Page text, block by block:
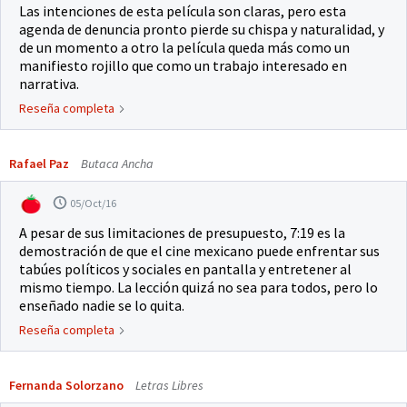
Las intenciones de esta película son claras, pero esta
agenda de denuncia pronto pierde su chispa y naturalidad, y
de un momento a otro la película queda más como un
manifiesto rojillo que como un trabajo interesado en
narrativa.
Reseña completa
Rafael Paz Butaca Ancha
05/Oct/16
A pesar de sus limitaciones de presupuesto, 7:19 es la
demostración de que el cine mexicano puede enfrentar sus
tabúes políticos y sociales en pantalla y entretener al
mismo tiempo. La lección quizá no sea para todos, pero lo
enseñado nadie se lo quita.
Reseña completa
Fernanda Solorzano Letras Libres